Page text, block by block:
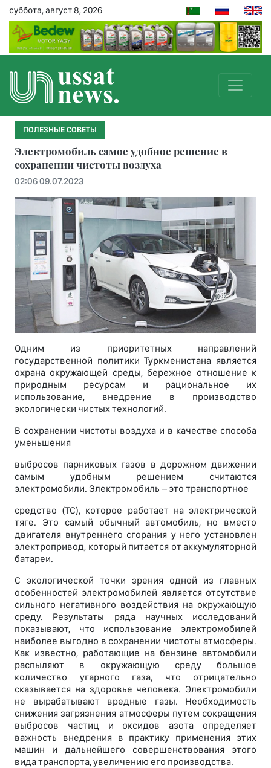
суббота, август 8, 2026
ПОЛЕЗНЫЕ СОВЕТЫ
Электромобиль самое удобное решение в
сохранении чистоты воздуха
02:06 09.07.2023
Одним из приоритетных направлений
государственной политики Туркменистана является
охрана окружающей среды, бережное отношение к
природным ресурсам и рациональное их
использование, внедрение в производство
экологически чистых технологий.
В сохранении чистоты воздуха и в качестве способа
уменьшения
выбросов парниковых газов в дорожном движении
самым удобным решением считаются
электромобили. Электромобиль – это транспортное
средство (ТС), которое работает на электрической
тяге. Это самый обычный автомобиль, но вместо
двигателя внутреннего сгорания у него установлен
электропривод, который питается от аккумуляторной
батареи.
С экологической точки зрения одной из главных
особенностей электромобилей является отсутствие
сильного негативного воздействия на окружающую
среду. Результаты ряда научных исследований
показывают, что использование электромобилей
наиболее выгодно в сохранении чистоты атмосферы.
Как известно, работающие на бензине автомобили
распыляют в окружающую среду большое
количество угарного газа, что отрицательно
сказывается на здоровье человека. Электромобили
не вырабатывают вредные газы. Необходимость
снижения загрязнения атмосферы путем сокращения
выбросов частиц и оксидов азота определяет
важность внедрения в практику применения этих
машин и дальнейшего совершенствования этого
вида транспорта, увеличению его производства.